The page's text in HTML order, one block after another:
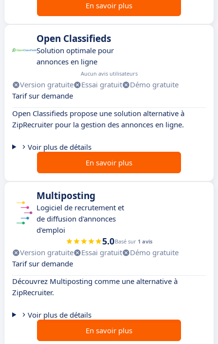
En savoir plus
Open Classifieds
Solution optimale pour
annonces en ligne
Aucun avis utilisateurs
Version gratuite Essai gratuit
Démo gratuite
Tarif sur demande
Open Classifieds propose une solution alternative à
ZipRecruiter pour la gestion des annonces en ligne.
Voir plus de détails
En savoir plus
Multiposting
Logiciel de recrutement et
de diffusion d'annonces
d'emploi
5.0Basé sur 1 avis
Version gratuite Essai gratuit
Démo gratuite
Tarif sur demande
Découvrez Multiposting comme une alternative à
ZipRecruiter.
Voir plus de détails
En savoir plus